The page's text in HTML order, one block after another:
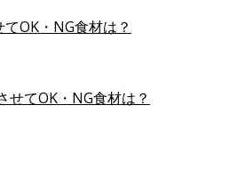
OK・NG食材は？
せてOK・NG食材は？